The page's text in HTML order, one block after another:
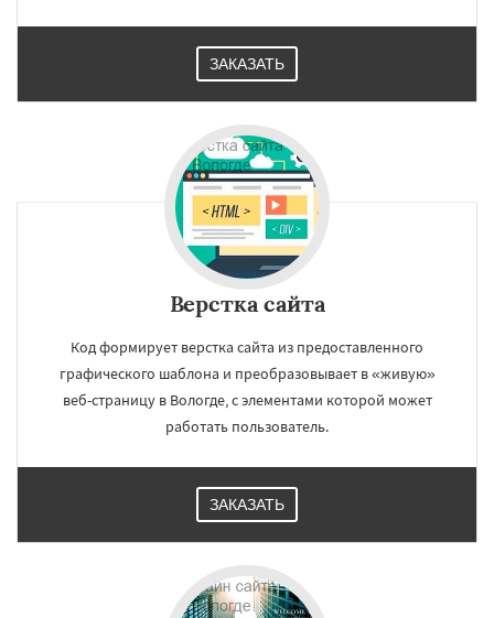
ЗАКАЗАТЬ
Верстка сайта
Код формирует верстка сайта из предоставленного
графического шаблона и преобразовывает в «живую»
веб-страницу в Вологде, с элементами которой может
работать пользователь.
ЗАКАЗАТЬ